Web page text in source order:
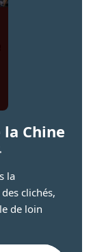
Chine
la
clichés,
de loin